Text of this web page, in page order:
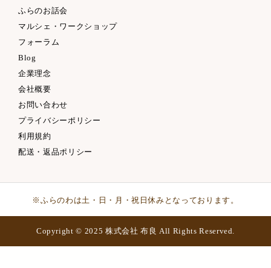
ふらのお話会
マルシェ・ワークショップ
フォーラム
Blog
企業理念
会社概要
お問い合わせ
プライバシーポリシー
利用規約
配送・返品ポリシー
※ふらのわは土・日・月・祝日休みとなっております。
Copyright © 2025 株式会社 布良 All Rights Reserved.